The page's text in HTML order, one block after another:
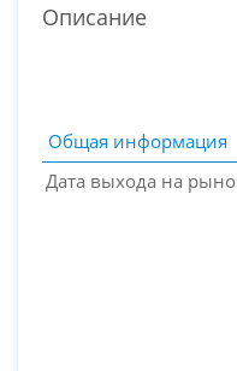
Описание
Общая информация
Дата выхода на